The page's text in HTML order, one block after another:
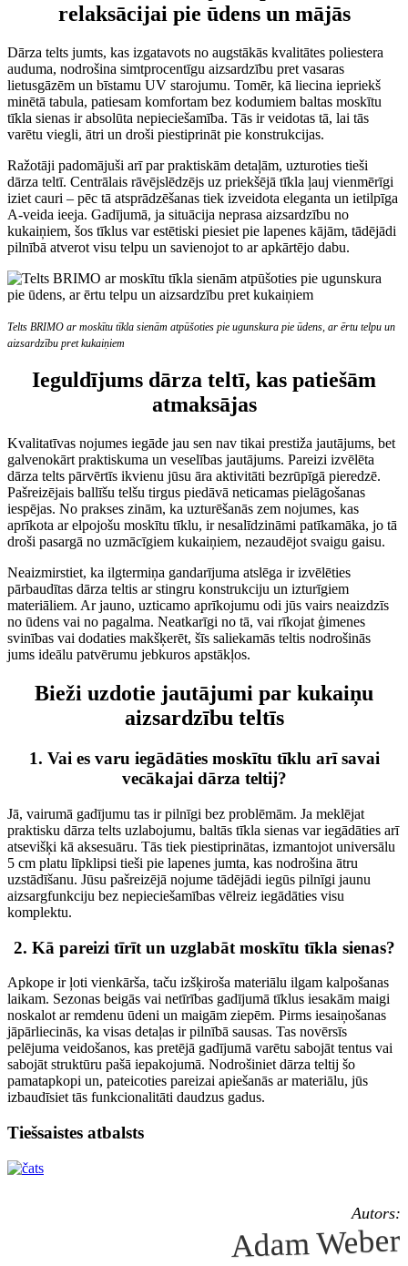
relaksācijai pie ūdens un mājās
Dārza telts jumts, kas izgatavots no augstākās kvalitātes poliestera
auduma, nodrošina simtprocentīgu aizsardzību pret vasaras
lietusgāzēm un bīstamu UV starojumu. Tomēr, kā liecina iepriekš
minētā tabula, patiesam komfortam bez kodumiem baltas moskītu
tīkla sienas ir absolūta nepieciešamība. Tās ir veidotas tā, lai tās
varētu viegli, ātri un droši piestiprināt pie konstrukcijas.
Ražotāji padomājuši arī par praktiskām detaļām, uzturoties tieši
dārza teltī. Centrālais rāvējslēdzējs uz priekšējā tīkla ļauj vienmērīgi
iziet cauri – pēc tā atsprādzēšanas tiek izveidota eleganta un ietilpīga
A-veida ieeja. Gadījumā, ja situācija neprasa aizsardzību no
kukaiņiem, šos tīklus var estētiski piesiet pie lapenes kājām, tādējādi
pilnībā atverot visu telpu un savienojot to ar apkārtējo dabu.
Telts BRIMO ar moskītu tīkla sienām atpūšoties pie ugunskura pie ūdens, ar ērtu telpu un
aizsardzību pret kukaiņiem
Ieguldījums dārza teltī, kas patiešām
atmaksājas
Kvalitatīvas nojumes iegāde jau sen nav tikai prestiža jautājums, bet
galvenokārt praktiskuma un veselības jautājums. Pareizi izvēlēta
dārza telts pārvērtīs ikvienu jūsu āra aktivitāti bezrūpīgā pieredzē.
Pašreizējais ballīšu telšu tirgus piedāvā neticamas pielāgošanas
iespējas. No prakses zinām, ka uzturēšanās zem nojumes, kas
aprīkota ar elpojošu moskītu tīklu, ir nesalīdzināmi patīkamāka, jo tā
droši pasargā no uzmācīgiem kukaiņiem, nezaudējot svaigu gaisu.
Neaizmirstiet, ka ilgtermiņa gandarījuma atslēga ir izvēlēties
pārbaudītas dārza teltis ar stingru konstrukciju un izturīgiem
materiāliem. Ar jauno, uzticamo aprīkojumu odi jūs vairs neaizdzīs
no ūdens vai no pagalma. Neatkarīgi no tā, vai rīkojat ģimenes
svinības vai dodaties makšķerēt, šīs saliekamās teltis nodrošinās
jums ideālu patvērumu jebkuros apstākļos.
Bieži uzdotie jautājumi par kukaiņu
aizsardzību teltīs
1. Vai es varu iegādāties moskītu tīklu arī savai
vecākajai dārza teltij?
Jā, vairumā gadījumu tas ir pilnīgi bez problēmām. Ja meklējat
praktisku dārza telts uzlabojumu, baltās tīkla sienas var iegādāties arī
atsevišķi kā aksesuāru. Tās tiek piestiprinātas, izmantojot universālu
5 cm platu līpklipsi tieši pie lapenes jumta, kas nodrošina ātru
uzstādīšanu. Jūsu pašreizējā nojume tādējādi iegūs pilnīgi jaunu
aizsargfunkciju bez nepieciešamības vēlreiz iegādāties visu
komplektu.
2. Kā pareizi tīrīt un uzglabāt moskītu tīkla sienas?
Apkope ir ļoti vienkārša, taču izšķiroša materiālu ilgam kalpošanas
laikam. Sezonas beigās vai netīrības gadījumā tīklus iesakām maigi
noskalot ar remdenu ūdeni un maigām ziepēm. Pirms iesaiņošanas
jāpārliecinās, ka visas detaļas ir pilnībā sausas. Tas novērsīs
pelējuma veidošanos, kas pretējā gadījumā varētu sabojāt tentus vai
sabojāt struktūru pašā iepakojumā. Nodrošiniet dārza teltij šo
pamatapkopi un, pateicoties pareizai apiešanās ar materiālu, jūs
izbaudīsiet tās funkcionalitāti daudzus gadus.
Tiešsaistes atbalsts
Autors:
Adam Weber